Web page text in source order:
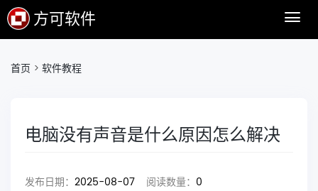
方可软件
首页 > 软件教程
电脑没有声音是什么原因怎么解决
发布日期： 2025-08-07 阅读数量： 0